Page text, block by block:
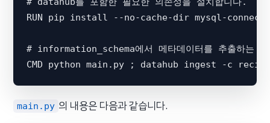
RUN pip install --no-cache-dir mysql-
# information_schema에서 메타데이터를 추출하
main.py 의 내용은 다음과 같습니다.